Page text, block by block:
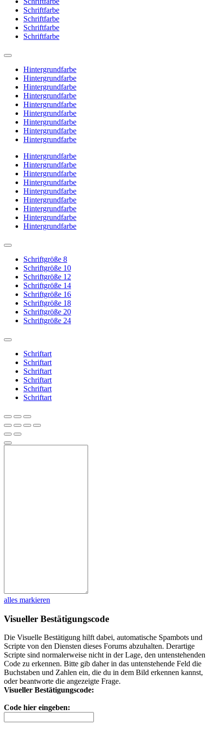
Schriftfarbe
Schriftfarbe
Schriftfarbe
Schriftfarbe
Hintergrundfarbe
Hintergrundfarbe
Hintergrundfarbe
Hintergrundfarbe
Hintergrundfarbe
Hintergrundfarbe
Hintergrundfarbe
Hintergrundfarbe
Hintergrundfarbe
Hintergrundfarbe
Hintergrundfarbe
Hintergrundfarbe
Hintergrundfarbe
Hintergrundfarbe
Hintergrundfarbe
Hintergrundfarbe
Hintergrundfarbe
Hintergrundfarbe
Schriftgröße 8
Schriftgröße 10
Schriftgröße 12
Schriftgröße 14
Schriftgröße 16
Schriftgröße 18
Schriftgröße 20
Schriftgröße 24
Schriftart
Schriftart
Schriftart
Schriftart
Schriftart
Schriftart
alles markieren
Visueller Bestätigungscode
Die Visuelle Bestätigung hilft dabei, automatische Spambots und
Scripte von den Diensten dieses Forums abzuhalten. Derartige
Scripte sind normalerweise nicht in der Lage, den untenstehenden
Code zu erkennen. Bitte gib daher in das untenstehende Feld die
Buchstaben und Zahlen ein, die du in dem Bild erkennen kannst,
oder beantworte die angezeigte Frage.
Visueller Bestätigungscode:
Code hier eingeben: